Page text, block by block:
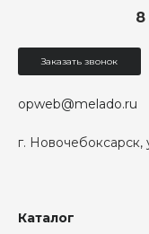
г. Новочебоксарск,
8
opweb@melado.ru
Заказать звонок
Каталог